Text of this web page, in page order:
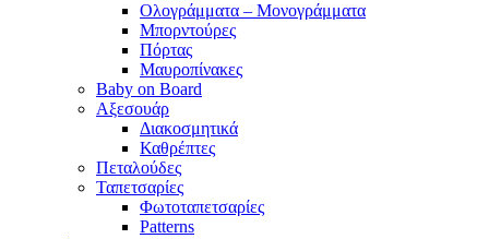
Ολογράμματα – Μονογράμματα
Μπορντούρες
Πόρτας
Μαυροπίνακες
Baby on Board
Αξεσουάρ
Διακοσμητικά
Καθρέπτες
Πεταλούδες
Ταπετσαρίες
Φωτοταπετσαρίες
Patterns